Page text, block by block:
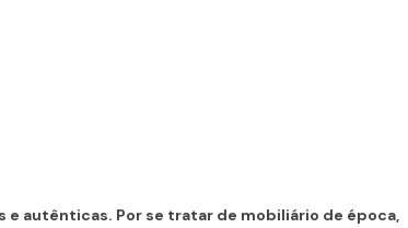
e autênticas. Por se tratar de mobiliário de época,